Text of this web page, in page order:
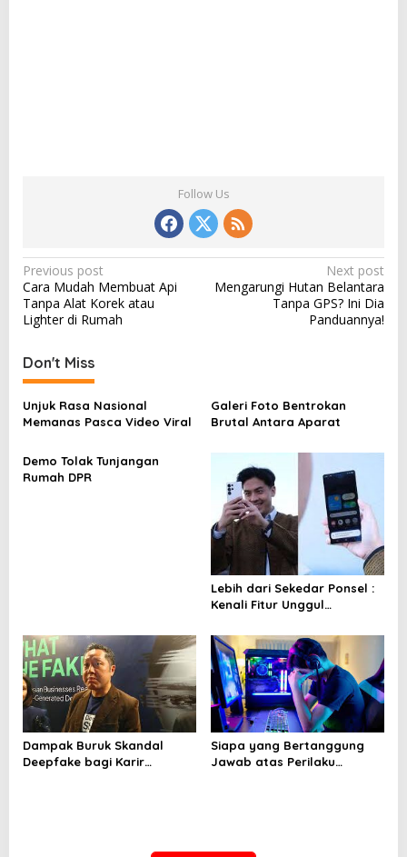
Follow Us
P
o
s
t
n
a
v
i
g
Previous post
Cara Mudah Membuat Api
Tanpa Alat Korek atau
Lighter di Rumah
Next post
Mengarungi Hutan Belantara
Tanpa GPS? Ini Dia
Panduannya!
Don't Miss
Unjuk Rasa Nasional
Memanas Pasca Video Viral
Galeri Foto Bentrokan
Brutal Antara Aparat
Demo Tolak Tunjangan
Rumah DPR
Lebih dari Sekedar Ponsel :
Kenali Fitur Unggul
yang Bikin Hidup Lebih
Mudah
Dampak Buruk Skandal
Deepfake bagi Karir
Siapa yang Bertanggung
Jawab atas Perilaku